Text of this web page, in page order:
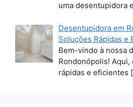
uma desentupidora
Desentupidora em
Soluções Rápidas e
Bem-vindo à nossa
Rondonópolis!
rápidas e eficientes